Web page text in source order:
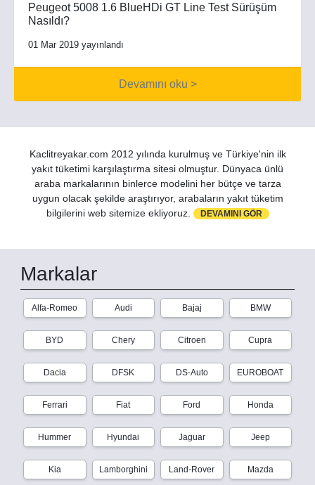
Peugeot 5008 1.6 BlueHDi GT Line Test Sürüşüm
Nasıldı?
01 Mar 2019 yayınlandı
Devamını oku >
Kaclitreyakar.com 2012 yılında kurulmuş ve Türkiye'nin ilk
yakıt tüketimi karşılaştırma sitesi olmuştur. Dünyaca ünlü
araba markalarının binlerce modelini her bütçe ve tarza
uygun olacak şekilde araştırıyor, arabaların yakıt tüketim
bilgilerini web sitemize ekliyoruz.
DEVAMINI GÖR
Markalar
Alfa-Romeo Audi Bajaj BMW
BYD Chery Citroen Cupra
Dacia DFSK DS-Auto EUROBOAT
Ferrari Fiat Ford Honda
Hummer Hyundai Jaguar Jeep
Kia Lamborghini Land-Rover Mazda